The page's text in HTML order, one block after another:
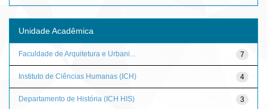
Unidade Acadêmica
7
Faculdade de Arquitetura e Urbani...
4
Instituto de Ciências Humanas (ICH)
3
Departamento de História (ICH HIS)